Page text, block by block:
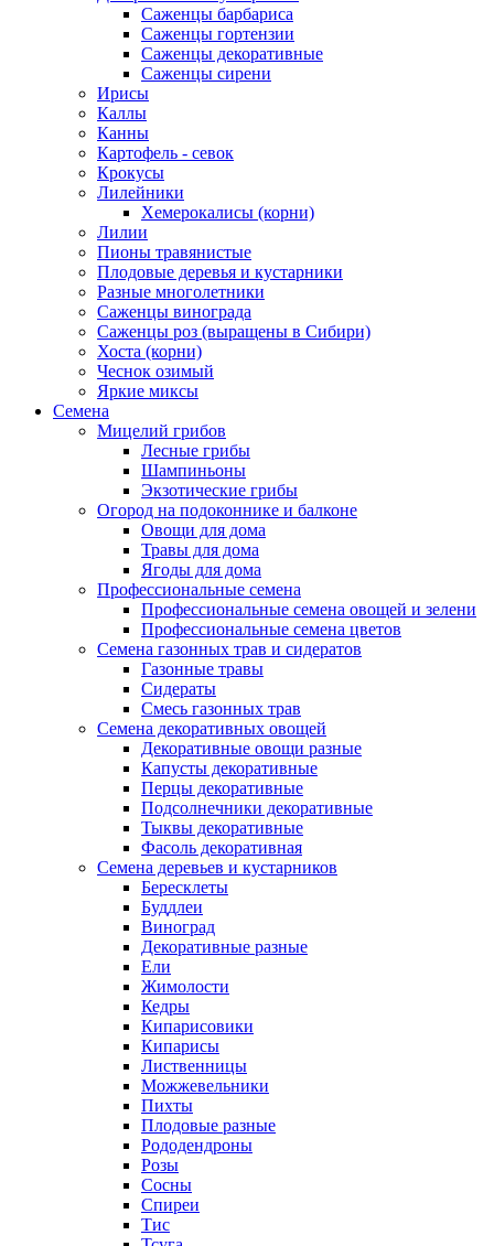
Саженцы барбариса
Саженцы гортензии
Саженцы декоративные
Саженцы сирени
Ирисы
Каллы
Канны
Картофель - севок
Крокусы
Лилейники
Хемерокалисы (корни)
Лилии
Пионы травянистые
Плодовые деревья и кустарники
Разные многолетники
Саженцы винограда
Саженцы роз (выращены в Сибири)
Хоста (корни)
Чеснок озимый
Яркие миксы
Семена
Мицелий грибов
Лесные грибы
Шампиньоны
Экзотические грибы
Огород на подоконнике и балконе
Овощи для дома
Травы для дома
Ягоды для дома
Профессиональные семена
Профессиональные семена овощей и зелени
Профессиональные семена цветов
Семена газонных трав и сидератов
Газонные травы
Сидераты
Смесь газонных трав
Семена декоративных овощей
Декоративные овощи разные
Капусты декоративные
Перцы декоративные
Подсолнечники декоративные
Тыквы декоративные
Фасоль декоративная
Семена деревьев и кустарников
Бересклеты
Буддлеи
Виноград
Декоративные разные
Ели
Жимолости
Кедры
Кипарисовики
Кипарисы
Лиственницы
Можжевельники
Пихты
Плодовые разные
Рододендроны
Розы
Сосны
Спиреи
Тис